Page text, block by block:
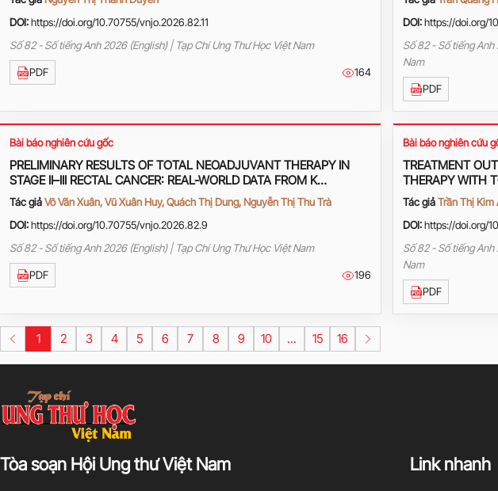
DOI:https://doi.org/10.70755/vnjo.2026.82.11
Số 82 - Số tiếng Anh 2026 (English) | Tạp Chí Ung Thư Học Việt Nam
PDF 164
CANCER AT VIET
DOI:https://doi.org/
Số 82 - Số tiếng
Nam
PDF
Bài báo nghiên cứu gốc
PRELIMINARY RESULTS OF TOTAL NEOADJUVANT THERAPY IN
STAGE II–III RECTAL CANCER: REAL-WORLD DATA FROM K
HOSPITAL
Tác giảVõ Văn Xuân, Vũ Xuân Huy, Quách Thị Dung, Nguyễn Thị Thu Trà
DOI:https://doi.org/10.70755/vnjo.2026.82.9
Số 82 - Số tiếng Anh 2026 (English) | Tạp Chí Ung Thư Học Việt Nam
PDF 196
Bài báo nghiên cứu
TREATMENT
THERAPY WITH
HER2+ BREAST
HOSPITAL
Tác giảTrần Thị Kim
DOI:https://doi.org/
Số 82 - Số tiếng
Nam
PDF
1 2 3 4 5 6 7 8 9 10 ... 15 16
Tòa soạn Hội Ung thư Việt Nam Link nhanh